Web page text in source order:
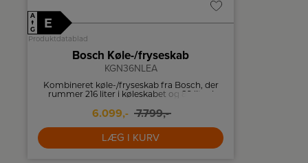
A
↑
G
E
Produktdatablad
Bosch Køle-/fryseskab
KGN36NLEA
Kombineret køle-/fryseskab fra Bosch, der
rummer 216 liter i køleskabet og 89 liter i
6.099,- 7.799,-
LÆG I KURV